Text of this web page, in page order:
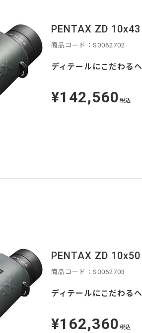
PENTAX ZD 10x43
商品コード：S0062702
ディテールにこだわる
定
価
¥142,560 税込
PENTAX ZD 10x50
商品コード：S0062703
ディテールにこだわる
定
価
¥162,360 税込